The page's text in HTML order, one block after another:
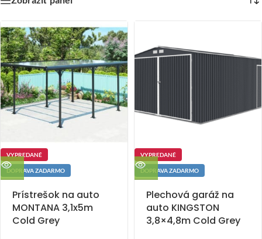
VYPREDANÉ
DOPRAVA ZADARMO
Prístrešok na auto
MONTANA 3,1x5m
Cold Grey
VYPREDANÉ
DOPRAVA ZADARMO
Plechová garáž na
auto KINGSTON
3,8×4,8m Cold Grey